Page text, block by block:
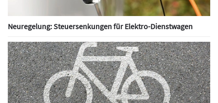
Neuregelung: Steuersenkungen für Elektro-Dienstwagen